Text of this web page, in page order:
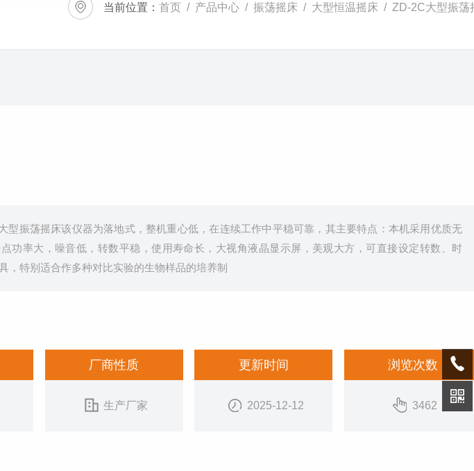
当前位置： 首页 / 产品中心 / 振荡摇床 / 大型恒温摇床 / ZD-2C大型振荡
型振荡摇床该仪器为落地式，整机重心低，在连续工作中平稳可靠，其主要特点：本机采用优质无
功率大，噪音低，转数平稳，使用寿命长，大视角液晶显示屏，美观大方，可直接设定转数、时
，特别适合作多种对比实验的生物样品的培养制
厂商性质
生产厂家
更新时间
2025-12-12
浏览次数
3462